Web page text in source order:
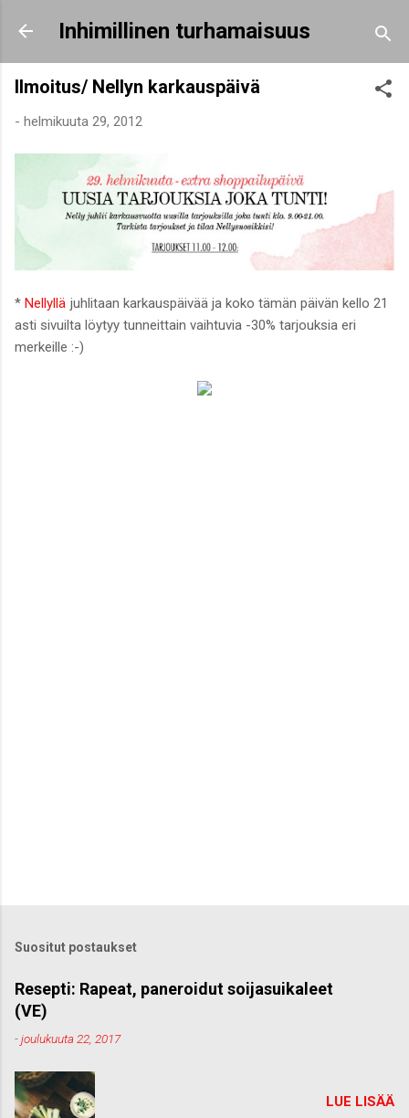
Siirry pääsisältöön
Inhimillinen turhamaisuus
Ilmoitus/ Nellyn karkauspäivä
- helmikuuta 29, 2012
* Nellyllä juhlitaan karkauspäivää ja koko tämän päivän kello 21
asti sivuilta löytyy tunneittain vaihtuvia -30% tarjouksia eri
merkeille :-)
Suositut postaukset
Resepti: Rapeat, paneroidut soijasuikaleet
(VE)
-joulukuuta 22, 2017
LUE LISÄÄ